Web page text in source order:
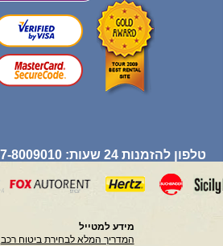
טלפון להזמנות 24 שעות: 077-8009010
מידע למטייל
המדריך המלא לבחירת ביטוח רכב